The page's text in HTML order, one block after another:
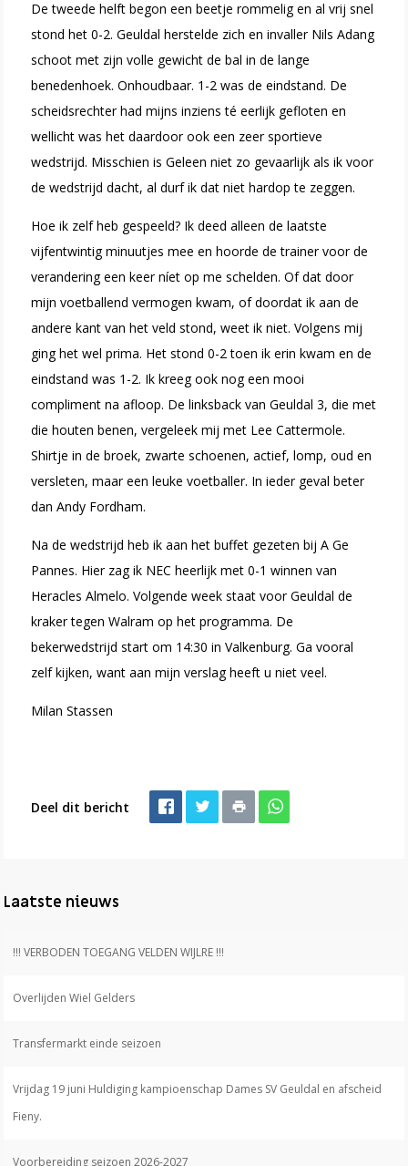
De tweede helft begon een beetje rommelig en al vrij snel
stond het 0-2. Geuldal herstelde zich en invaller Nils Adang
schoot met zijn volle gewicht de bal in de lange
benedenhoek. Onhoudbaar. 1-2 was de eindstand. De
scheidsrechter had mijns inziens té eerlijk gefloten en
wellicht was het daardoor ook een zeer sportieve
wedstrijd. Misschien is Geleen niet zo gevaarlijk als ik voor
de wedstrijd dacht, al durf ik dat niet hardop te zeggen.
Hoe ik zelf heb gespeeld? Ik deed alleen de laatste
vijfentwintig minuutjes mee en hoorde de trainer voor de
verandering een keer níet op me schelden. Of dat door
mijn voetballend vermogen kwam, of doordat ik aan de
andere kant van het veld stond, weet ik niet. Volgens mij
ging het wel prima. Het stond 0-2 toen ik erin kwam en de
eindstand was 1-2. Ik kreeg ook nog een mooi
compliment na afloop. De linksback van Geuldal 3, die met
die houten benen, vergeleek mij met Lee Cattermole.
Shirtje in de broek, zwarte schoenen, actief, lomp, oud en
versleten, maar een leuke voetballer. In ieder geval beter
dan Andy Fordham.
Na de wedstrijd heb ik aan het buffet gezeten bij A Ge
Pannes. Hier zag ik NEC heerlijk met 0-1 winnen van
Heracles Almelo. Volgende week staat voor Geuldal de
kraker tegen Walram op het programma. De
bekerwedstrijd start om 14:30 in Valkenburg. Ga vooral
zelf kijken, want aan mijn verslag heeft u niet veel.
Milan Stassen
Deel dit bericht
Laatste nieuws
!!! VERBODEN TOEGANG VELDEN WIJLRE !!!
Overlijden Wiel Gelders
Transfermarkt einde seizoen
Vrijdag 19 juni Huldiging kampioenschap Dames SV Geuldal en afscheid
Fieny.
Voorbereiding seizoen 2026-2027